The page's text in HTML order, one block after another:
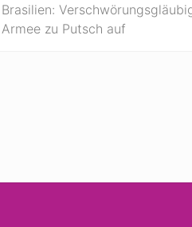
Brasilien:
Armee zu Putsch auf